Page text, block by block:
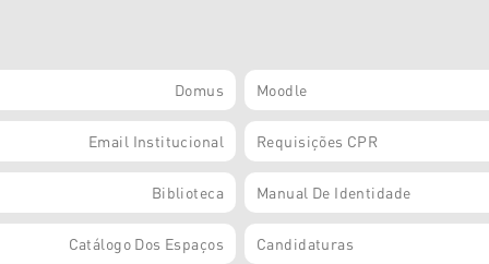
Domus Moodle
Email Institucional Requisições CPR
Biblioteca Manual De Identidade
Catálogo Dos Espaços Candidaturas